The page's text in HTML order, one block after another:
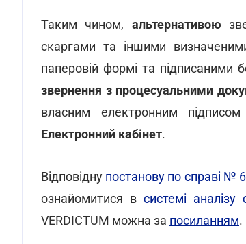
Таким чином, альтернативою
скаргами та іншими
паперовій формі та підписаними
звернення з процесуальними
власним електронним
Електронний кабінет.
Відповідну постанову по справі №
ознайомитися всистемі
VERDICTUM можна за посиланням.